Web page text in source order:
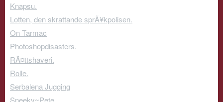
Knapsu.
Lotten, den skrattande sprÃ¥kpolisen.
On Tarmac
Photoshopdisasters.
RÃ¤ttshaveri.
Rolle.
Serbalena Jugging
Sneeky~Pete